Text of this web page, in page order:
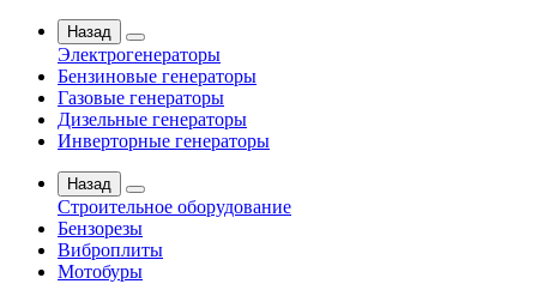
Назад
Электрогенераторы
Бензиновые генераторы
Газовые генераторы
Дизельные генераторы
Инверторные генераторы
Назад
Строительное оборудование
Бензорезы
Виброплиты
Мотобуры